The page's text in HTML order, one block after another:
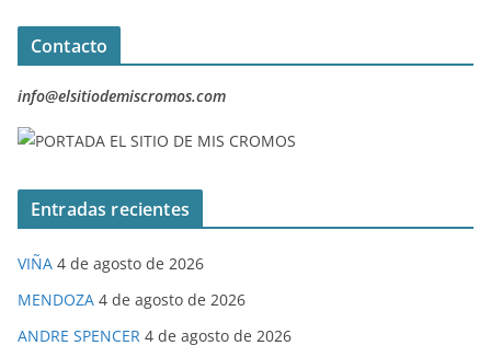
Contacto
info@elsitiodemiscromos.com
Entradas recientes
VIÑA 4 de agosto de 2026
MENDOZA 4 de agosto de 2026
ANDRE SPENCER 4 de agosto de 2026